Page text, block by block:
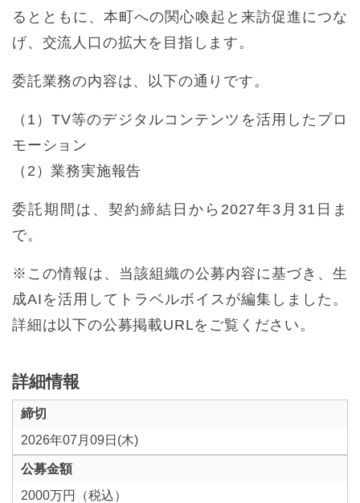
るとともに、本町への関心喚起と来訪促進につな
げ、交流人口の拡大を目指します。
委託業務の内容は、以下の通りです。
（1）TV等のデジタルコンテンツを活⽤したプロ
モーション
（2）業務実施報告
委託期間は、契約締結日から2027年3月31日ま
で。
※この情報は、当該組織の公募内容に基づき、生
成AIを活用してトラベルボイスが編集しました。
詳細は以下の公募掲載URLをご覧ください。
詳細情報
締切
2026年07月09日(木)
公募金額
2000万円（税込）